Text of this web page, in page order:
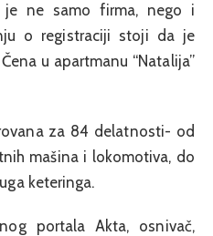
je ne samo firma, nego i
o registraciji stoji da je
u apartmanu “Natalija”
za 84 delatnosti- od
mašina i lokomotiva, do
keteringa.
portala Akta, osnivač,